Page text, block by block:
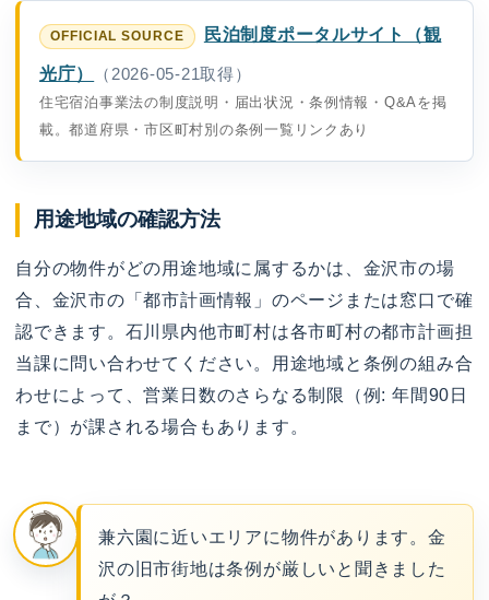
民泊制度ポータルサイト（観
光庁）
（2026-05-21取得）
住宅宿泊事業法の制度説明・届出状況・条例情報・Q&Aを掲
載。都道府県・市区町村別の条例一覧リンクあり
用途地域の確認方法
自分の物件がどの用途地域に属するかは、金沢市の場
合、金沢市の「都市計画情報」のページまたは窓口で確
認できます。石川県内他市町村は各市町村の都市計画担
当課に問い合わせてください。用途地域と条例の組み合
わせによって、営業日数のさらなる制限（例: 年間90日
まで）が課される場合もあります。
兼六園に近いエリアに物件があります。金
沢の旧市街地は条例が厳しいと聞きました